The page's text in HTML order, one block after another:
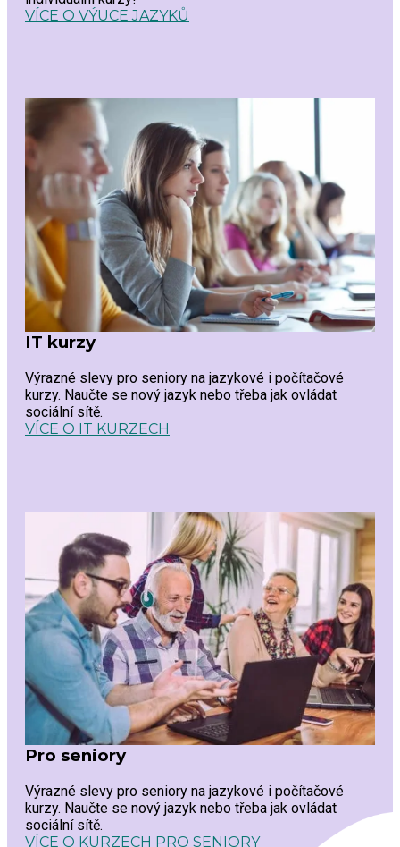
VÍCE O VÝUCE JAZYKŮ
IT kurzy
Výrazné slevy pro seniory na jazykové i počítačové
kurzy. Naučte se nový jazyk nebo třeba jak ovládat
sociální sítě.
VÍCE O IT KURZECH
Pro seniory
Výrazné slevy pro seniory na jazykové i počítačové
kurzy. Naučte se nový jazyk nebo třeba jak ovládat
sociální sítě.
VÍCE O KURZECH PRO SENIORY